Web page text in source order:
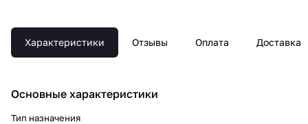
Характеристики Отзывы Оплата Доставка
Основные xарактеристики
Тип назначения